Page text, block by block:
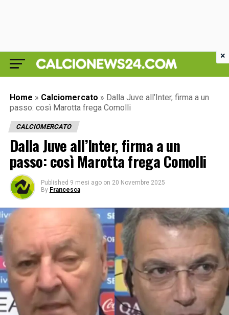
Home » Calciomercato » Dalla Juve all’Inter, firma a un
passo: così Marotta frega Comolli
CALCIOMERCATO
Dalla Juve all’Inter, firma a un
passo: così Marotta frega Comolli
Published 9 mesi ago on 20 Novembre 2025
By Francesca
×